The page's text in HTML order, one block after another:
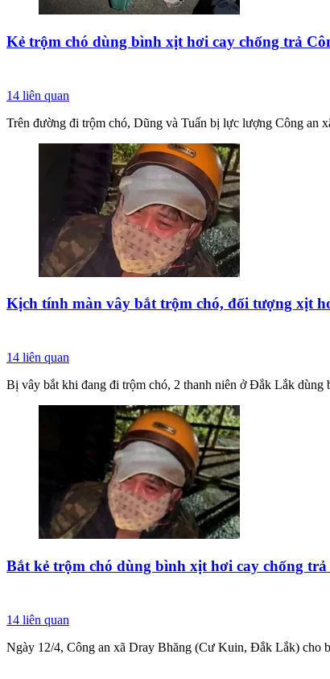
Kẻ trộm chó dùng bình xịt hơi cay chống trả
14 liên quan
Trên đường đi trộm chó, Dũng và Tuấn bị lực lượng Công an
Kịch tính màn vây bắt trộm chó, đối tượng xịt
14 liên quan
Bị vây bắt khi đang đi trộm chó, 2 thanh niên ở Đắk Lắk
Bắt kẻ trộm chó dùng bình xịt hơi cay chống trả
14 liên quan
Ngày 12/4, Công an xã Dray Bhăng (Cư Kuin, Đắk Lắk) cho